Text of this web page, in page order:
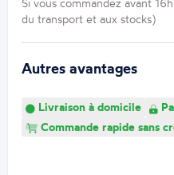
Si vous commandez avant
du transport et aux stocks)
Autres avantages
Livraison à domicile
Commande rapide sans